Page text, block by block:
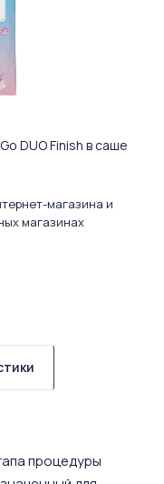
DUO Finish в саше
магазина и
магазинах
процедуры